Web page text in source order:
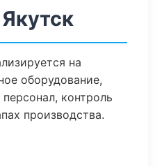
на
оборудование,
контроль
производства.